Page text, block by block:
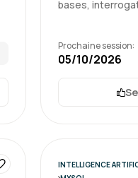
bases,
Prochaine session:
05/10/2026
INTELLIGENCE